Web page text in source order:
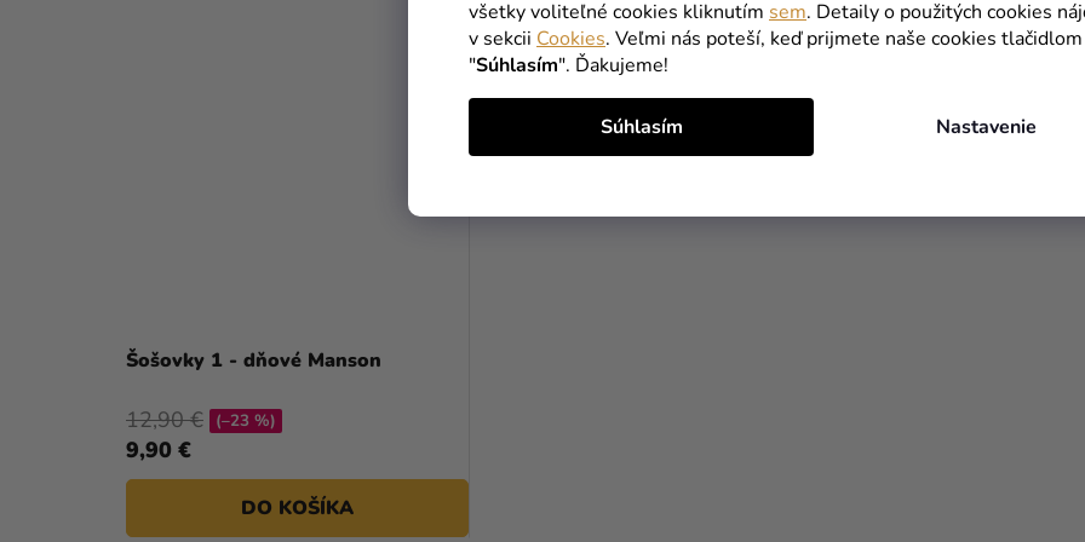
všetky voliteľné cookies kliknutím sem. Detaily o použitých cookies
v sekcii Cookies. Veľmi nás poteší, keď prijmete naše cookies tlačidlom
"Súhlasím". Ďakujeme!
Nastavenie
Súhlasím
Šošovky 1 - dňové Manson
9,90 €
12,90 € (–23 %)
DO KOŠÍKA